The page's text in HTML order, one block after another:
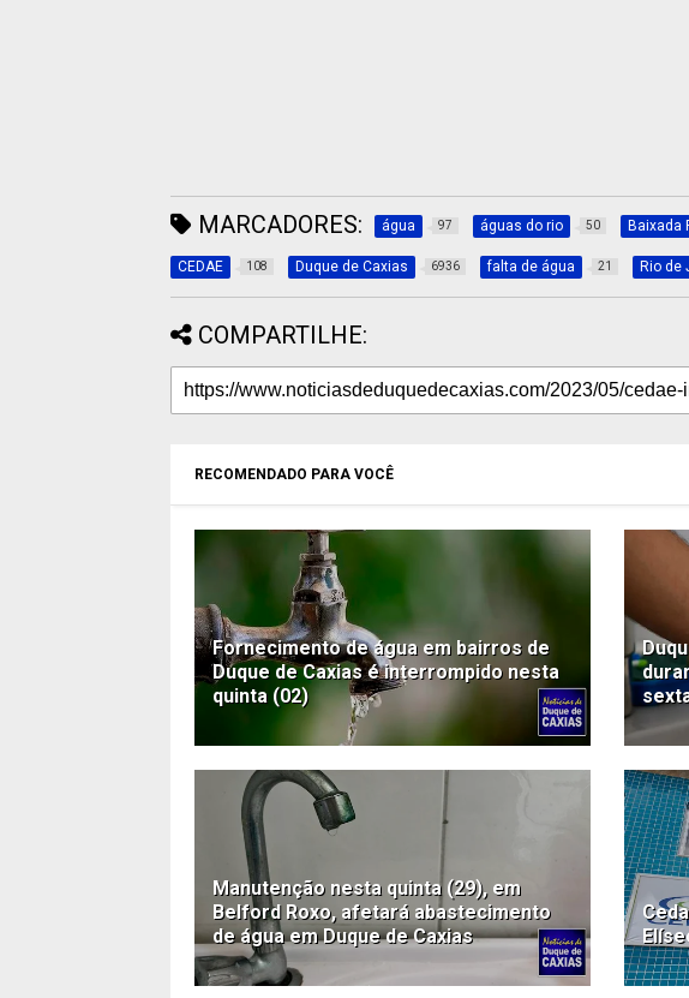
MARCADORES: água 97 águas do rio 50 Baixada
CEDAE 108 Duque de Caxias 6936 falta de água 21 Rio de
COMPARTILHE:
RECOMENDADO PARA VOCÊ
Fornecimento de água em bairros de
Duque de Caxias é interrompido nesta
quinta (02)
Manutenção nesta quinta (29), em
Belford Roxo, afetará abastecimento
de água em Duque de Caxias